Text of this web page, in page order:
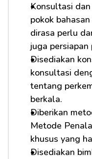
Konsultasi
pokok
dirasa perlu
juga persiapan
Disediakan
konsultasi
tentang
berkala.
Diberikan
Metode
khusus yang
Disediakan